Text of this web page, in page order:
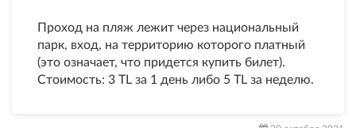
Проход на пляж лежит через национальный
парк, вход, на территорию которого платный
(это означает, что придется купить билет).
Стоимость: 3 TL за 1 день либо 5 TL за неделю.